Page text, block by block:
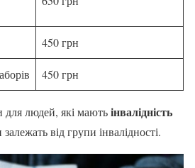
450 грн
450 грн
для людей, які маютьінвалідність
від групи інвалідності.